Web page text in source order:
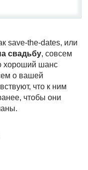
save-the-dates, или
свадьбу, совсем
хороший шанс
о вашей
что к ним
чтобы они